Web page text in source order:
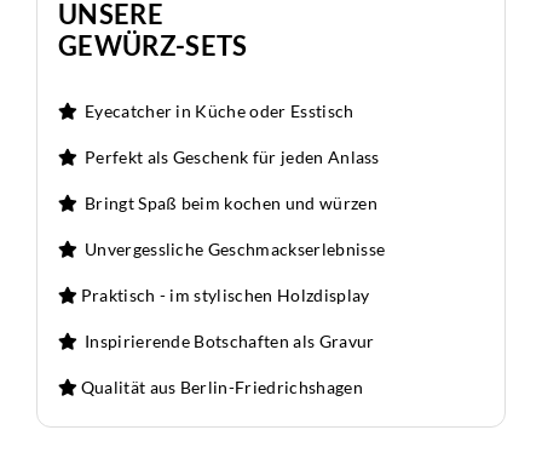
UNSERE
GEWÜRZ-SETS
Eyecatcher in Küche oder Esstisch
Perfekt als Geschenk für jeden Anlass
Bringt Spaß beim kochen und würzen
Unvergessliche Geschmackserlebnisse
Praktisch - im stylischen Holzdisplay
Inspirierende Botschaften als Gravur
Qualität aus Berlin-Friedrichshagen